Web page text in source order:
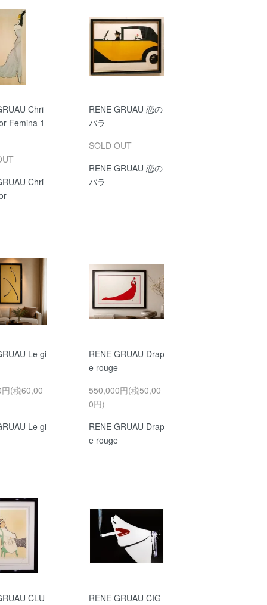
Chri
Femina 1
Chri
RENE GRUAU 恋の
バラ
SOLD OUT
RENE GRUAU 恋の
バラ
Le gi
(税60,00
Le gi
RENE GRUAU Drap
e rouge
550,000円(税50,00
0円)
RENE GRUAU Drap
e rouge
CLU
RENE GRUAU CIG